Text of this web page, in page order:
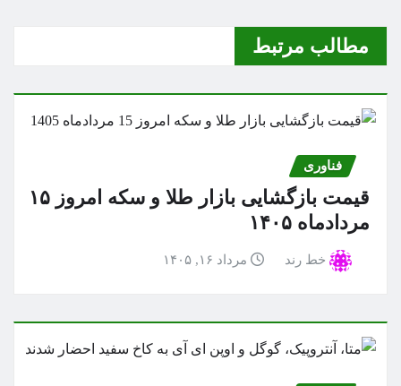
مطالب مرتبط
فناوری
قیمت بازگشایی بازار طلا و سکه امروز ۱۵
مردادماه ۱۴۰۵
خط رند مرداد ۱۶, ۱۴۰۵